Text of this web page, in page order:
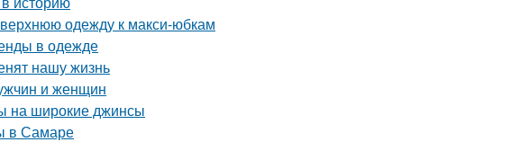
верхнюю одежду к макси-юбкам
в одежде
нашу жизнь
и женщин
на широкие джинсы
в Самаре